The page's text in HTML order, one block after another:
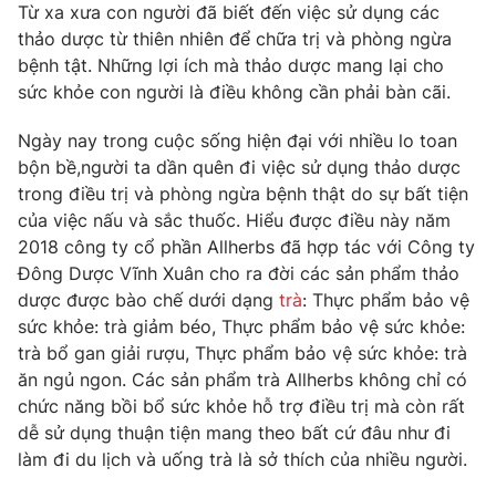
Câu chuyện quốc tế
Tài chính
Thị trường
Góc doanh nghiệp
Dữ liệu và đời sống
Truyền hình
Phim VTV
Hậu trường
Nhân vật
Khán giả
Giải sao mai
Giải trí
Điện ảnh
Âm nhạc
Sao
Đời sống
Du lịch
Làm đẹp
Chất lượng cuộc sống
Giáo dục
Tuyển sinh
Học trực tuyến
Công nghệ
Hitech Công nghệ tương lai
Sản phẩm
Giao lưu trực tuyến
Từ xa xưa con người đã biết đến việc sử dụng các
thảo dược từ thiên nhiên để chữa trị và phòng ngừa
bệnh tật. Những lợi ích mà thảo dược mang lại cho
sức khỏe con người là điều không cần phải bàn cãi.
Ngày nay trong cuộc sống hiện đại với nhiều lo toan
bộn bề,người ta dần quên đi việc sử dụng thảo dược
trong điều trị và phòng ngừa bệnh thật do sự bất tiện
của việc nấu và sắc thuốc. Hiểu được điều này năm
2018 công ty cổ phần Allherbs đã hợp tác với Công ty
Đông Dược Vĩnh Xuân cho ra đời các sản phẩm thảo
dược được bào chế dưới dạng trà: Thực phẩm bảo vệ
sức khỏe: trà giảm béo, Thực phẩm bảo vệ sức khỏe:
trà bổ gan giải rượu, Thực phẩm bảo vệ sức khỏe: trà
ăn ngủ ngon. Các sản phẩm trà Allherbs không chỉ có
chức năng bồi bổ sức khỏe hỗ trợ điều trị mà còn rất
dễ sử dụng thuận tiện mang theo bất cứ đâu như đi
làm đi du lịch và uống trà là sở thích của nhiều người.